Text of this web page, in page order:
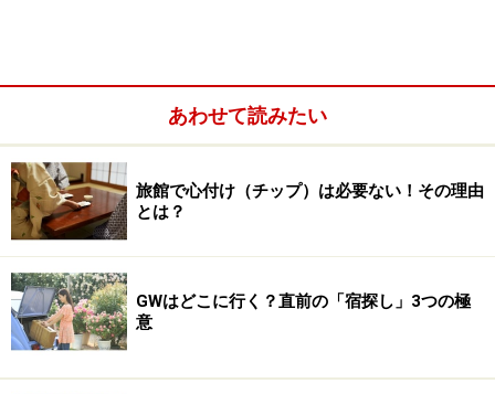
※記事内容は執筆時点のものです。最新の内容をご確認くださ
い。
あわせて読みたい
旅館で心付け（チップ）は必要ない！その理由
とは？
GWはどこに行く？直前の「宿探し」3つの極
意